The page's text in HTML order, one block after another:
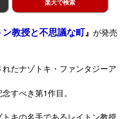
楽天で検索
ン教授と不思議な町』 が発売
たナゾトキ・ファンタジーア
すべき第1作目。